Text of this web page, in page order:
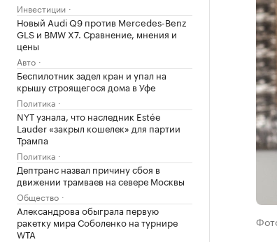
Инвестиции
Новый Audi Q9 против Mercedes-Benz
GLS и BMW X7. Сравнение, мнения и
цены
Авто
Беспилотник задел кран и упал на
крышу строящегося дома в Уфе
Политика
NYT узнала, что наследник Estée
Lauder «закрыл кошелек» для партии
Трампа
Политика
Дептранс назвал причину сбоя в
движении трамваев на севере Москвы
Общество
Александрова обыграла первую
ракетку мира Соболенко на турнире
WTA